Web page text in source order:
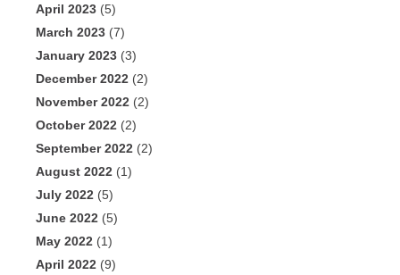
April 2023 (5)
March 2023 (7)
January 2023 (3)
December 2022 (2)
November 2022 (2)
October 2022 (2)
September 2022 (2)
August 2022 (1)
July 2022 (5)
June 2022 (5)
May 2022 (1)
April 2022 (9)